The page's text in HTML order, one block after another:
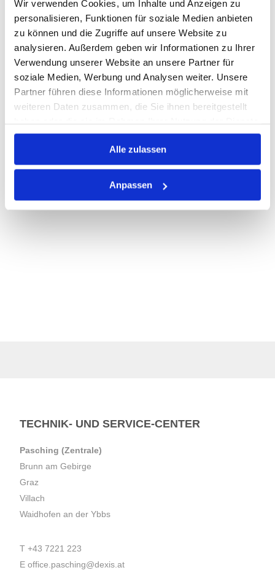
Wir verwenden Cookies, um Inhalte und Anzeigen zu
personalisieren, Funktionen für soziale Medien anbieten
zu können und die Zugriffe auf unsere Website zu
analysieren. Außerdem geben wir Informationen zu Ihrer
Verwendung unserer Website an unsere Partner für
soziale Medien, Werbung und Analysen weiter. Unsere
Partner führen diese Informationen möglicherweise mit
weiteren Daten zusammen, die Sie ihnen bereitgestellt
gesammelt haben.
Alle zulassen
Anpassen
Nicht auf Lager
PRODUKTBESCHREIBUNG
ALLE SPEZIFIKATIONEN
VARIANTEN
TECHNIK- UND SERVICE-CENTER
Pasching (Zentrale)
Brunn am Gebirge
Graz
Villach
Waidhofen an der Ybbs
T +43 7221 223
E office.pasching@dexis.at